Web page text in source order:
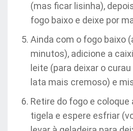
(mas ficar lisinha),
fogo baixo e deixe por
Ainda com o fogo baixo
minutos), adicione a
leite (para deixar o
lata mais cremoso) e
Retire do fogo e
tigela e espere esfriar